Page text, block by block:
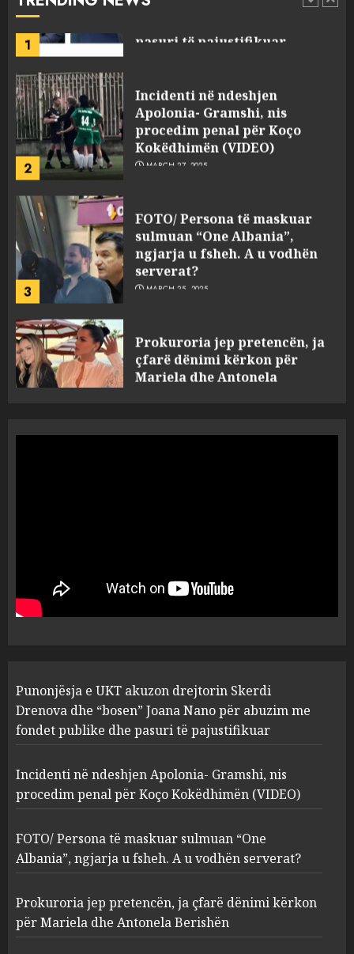
1
2
procedim penal për Koço
Kokëdhimën (VIDEO)
MARCH 27, 2025
3
ngjarja u fsheh. A u vodhën
serverat?
MARCH 25, 2025
4
Mariela dhe Antonela
Berishën
MARCH 25, 2025
1
“bosen” Joana Nano për
abuzim me fondet publike dhe
pasuri të pajustifikuar
2
Apolonia- Gramshi, nis
procedim penal për Koço
Kokëdhimën (VIDEO)
MARCH 27, 2025
3
FOTO/ Persona të maskuar
sulmuan “One Albania”,
ngjarja u fsheh. A u vodhën
serverat?
MARCH 25, 2025
Prokuroria jep pretencën, ja
çfarë dënimi kërkon për
Punonjësja e UKT akuzon drejtorin Skerdi
Drenova dhe “bosen” Joana Nano për abuzim me
fondet publike dhe pasuri të pajustifikuar
Incidenti në ndeshjen Apolonia- Gramshi, nis
procedim penal për Koço Kokëdhimën (VIDEO)
FOTO/ Persona të maskuar sulmuan “One
Albania”, ngjarja u fsheh. A u vodhën serverat?
Prokuroria jep pretencën, ja çfarë dënimi kërkon
për Mariela dhe Antonela Berishën